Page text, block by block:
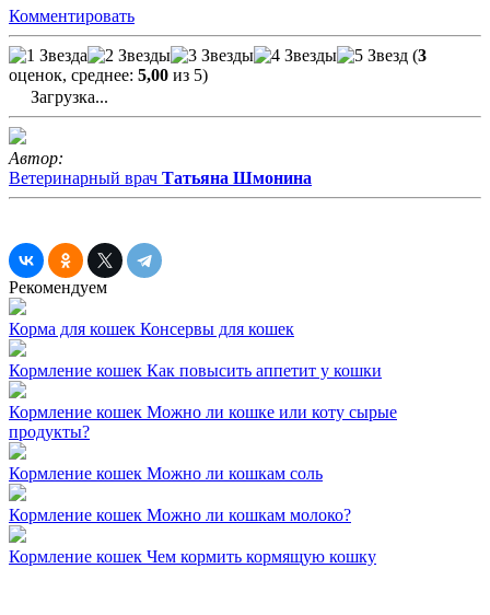
Комментировать
(3
оценок, среднее: 5,00 из 5)
Загрузка...
Автор:
Ветеринарный врач Татьяна Шмонина
Рекомендуем
Корма для кошек Консервы для кошек
Кормление кошек Как повысить аппетит у кошки
Кормление кошек Можно ли кошке или коту сырые
продукты?
Кормление кошек Можно ли кошкам соль
Кормление кошек Можно ли кошкам молоко?
Кормление кошек Чем кормить кормящую кошку